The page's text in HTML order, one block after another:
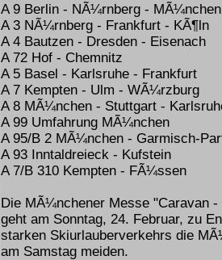
A 9 Berlin - NÃ¼rnberg - MÃ¼nchen
A 3 NÃ¼rnberg - Frankfurt - KÃ¶ln
A 4 Bautzen - Dresden - Eisenach
A 72 Hof - Chemnitz
A 5 Basel - Karlsruhe - Frankfurt
A 7 Kempten - Ulm - WÃ¼rzburg
A 8 MÃ¼nchen - Stuttgart -
A 99 Umfahrung MÃ¼nchen
A 95/B 2 MÃ¼nchen - Garmisch-
A 93 Inntaldreieck - Kufstein
A 7/B 310 Kempten - FÃ¼ssen
Die MÃ¼nchener Messe "Caravan
geht am Sonntag, 24. Februar, zu
starken Skiurlauberverkehrs die
am Samstag meiden.